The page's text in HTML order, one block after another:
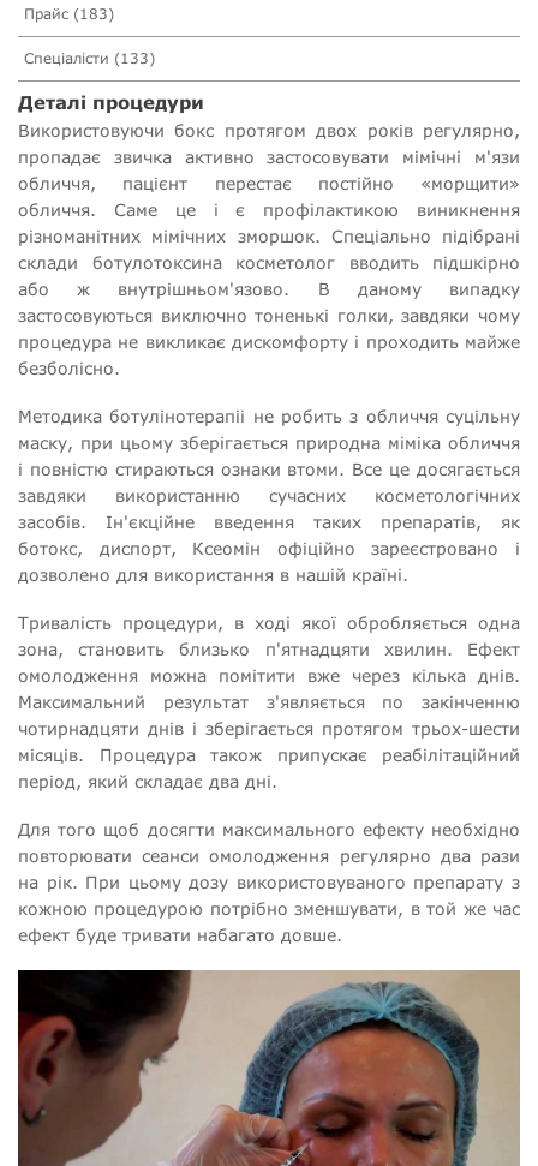
Прайс (183)
Спеціалісти (133)
Деталі процедури
Використовуючи бокс протягом двох років регулярно,
пропадає звичка активно застосовувати мімічні м'язи
обличчя, пацієнт перестає постійно «морщити»
обличчя. Саме це і є профілактикою виникнення
різноманітних мімічних зморшок. Спеціально підібрані
склади ботулотоксина косметолог вводить підшкірно
або ж внутрішньом'язово. В даному випадку
застосовуються виключно тоненькі голки, завдяки чому
процедура не викликає дискомфорту і проходить майже
безболісно.
Методика ботулінотерапіі не робить з обличчя суцільну
маску, при цьому зберігається природна міміка обличчя
і повністю стираються ознаки втоми. Все це досягається
завдяки використанню сучасних косметологічних
засобів. Ін'єкційне введення таких препаратів, як
ботокс, диспорт, Ксеомін офіційно зареєстровано і
дозволено для використання в нашій країні.
Тривалість процедури, в ході якої обробляється одна
зона, становить близько п'ятнадцяти хвилин. Ефект
омолодження можна помітити вже через кілька днів.
Максимальний результат з'являється по закінченню
чотирнадцяти днів і зберігається протягом трьох-шести
місяців. Процедура також припускає реабілітаційний
період, який складає два дні.
Для того щоб досягти максимального ефекту необхідно
повторювати сеанси омолодження регулярно два рази
на рік. При цьому дозу використовуваного препарату з
кожною процедурою потрібно зменшувати, в той же час
ефект буде тривати набагато довше.